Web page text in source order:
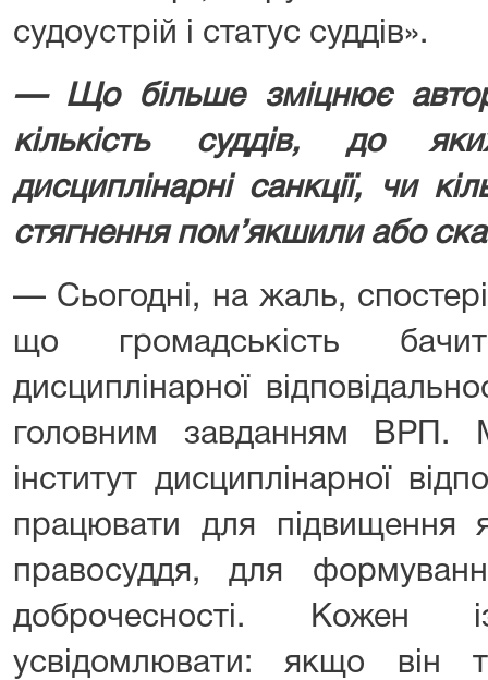
судоустрій і статус суддів».
— Що більше зміцнює
кількість суддів, до
дисциплінарні санкції, чи
стягнення пом’якшили або
— Сьогодні, на жаль,
що громадськість
дисциплінарної
головним завданням ВРП.
інститут дисциплінарної
працювати для підвищення
правосуддя, для
доброчесності. Кожен
усвідомлювати: якщо він